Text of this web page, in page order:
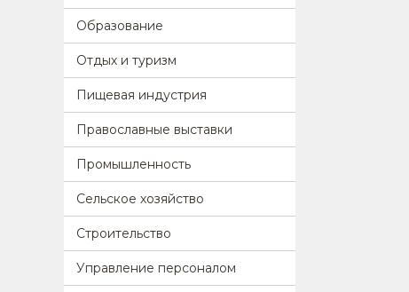
Образование
Отдых и туризм
Пищевая индустрия
Православные выставки
Промышленность
Сельское хозяйство
Строительство
Управление персоналом